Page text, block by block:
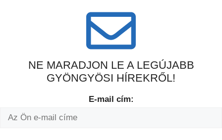
NE MARADJON LE A LEGÚJABB
GYÖNGYÖSI HÍREKRŐL!
E-mail cím: